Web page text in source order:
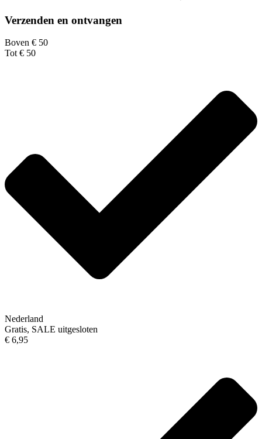
Verzenden en ontvangen
Boven € 50
Tot € 50
Nederland
Gratis, SALE uitgesloten
€ 6,95